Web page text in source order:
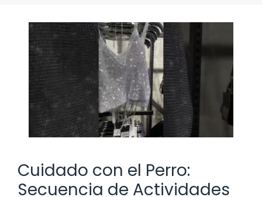
Cuidado con el Perro:
Secuencia de Actividades